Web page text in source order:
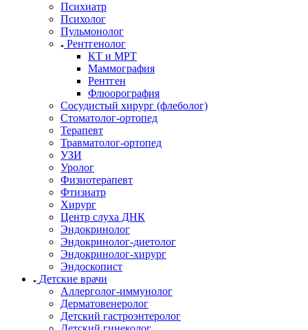
Психиатр
Психолог
Пульмонолог
Рентгенолог
КТ и МРТ
Маммография
Рентген
Флюорография
Сосудистый хирург (флеболог)
Стоматолог-ортопед
Терапевт
Травматолог-ортопед
УЗИ
Уролог
Физиотерапевт
Фтизиатр
Хирург
Центр слуха ДНК
Эндокринолог
Эндокринолог-диетолог
Эндокринолог-хирург
Эндоскопист
Детские врачи
Аллерголог-иммунолог
Дерматовенеролог
Детский гастроэнтеролог